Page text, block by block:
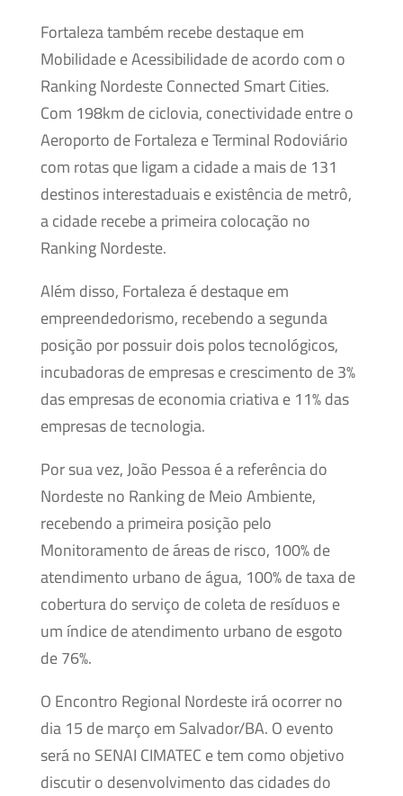
Fortaleza também recebe destaque em
Mobilidade e Acessibilidade de acordo com o
Ranking Nordeste Connected Smart Cities.
Com 198km de ciclovia, conectividade entre o
Aeroporto de Fortaleza e Terminal Rodoviário
com rotas que ligam a cidade a mais de 131
destinos interestaduais e existência de metrô,
a cidade recebe a primeira colocação no
Ranking Nordeste.
Além disso, Fortaleza é destaque em
empreendedorismo, recebendo a segunda
posição por possuir dois polos tecnológicos,
incubadoras de empresas e crescimento de 3%
das empresas de economia criativa e 11% das
empresas de tecnologia.
Por sua vez, João Pessoa é a referência do
Nordeste no Ranking de Meio Ambiente,
recebendo a primeira posição pelo
Monitoramento de áreas de risco, 100% de
atendimento urbano de água, 100% de taxa de
cobertura do serviço de coleta de resíduos e
um índice de atendimento urbano de esgoto
de 76%.
O Encontro Regional Nordeste irá ocorrer no
dia 15 de março em Salvador/BA. O evento
será no SENAI CIMATEC e tem como objetivo
discutir o desenvolvimento das cidades do